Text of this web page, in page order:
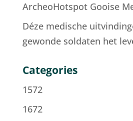
ArcheoHotspot Gooise
Déze medische
gewonde soldaten het
Categories
1572
1672